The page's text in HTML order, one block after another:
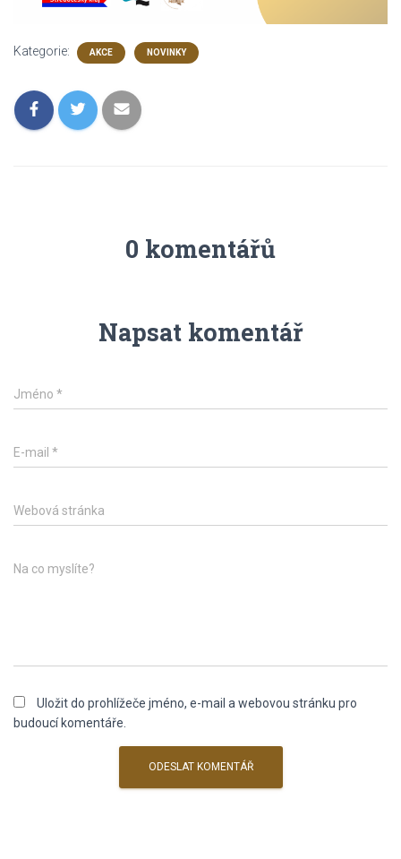
Kategorie: AKCE NOVINKY
0 komentářů
Napsat komentář
Jméno *
E-mail *
Webová stránka
Na co myslíte?
Uložit do prohlížeče jméno, e-mail a webovou stránku pro
budoucí komentáře.